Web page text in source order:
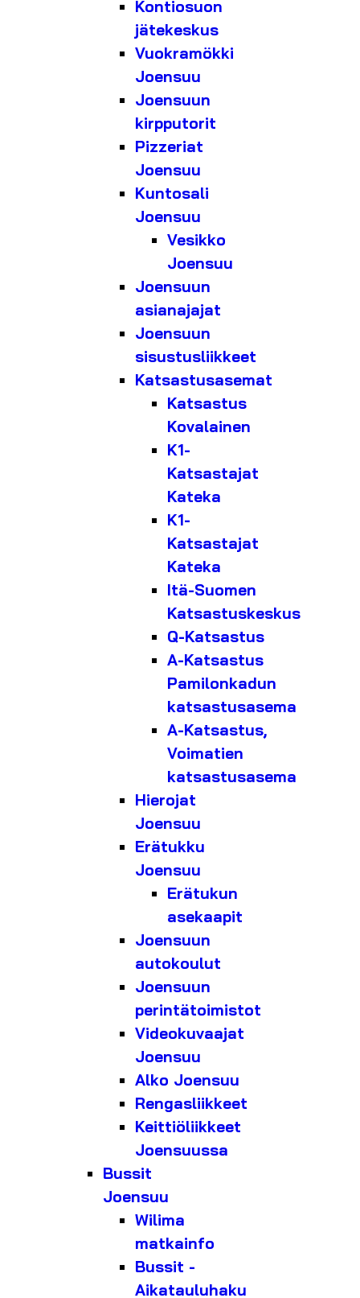
Kontiosuon
jätekeskus
Vuokramökki
Joensuu
Joensuun
kirpputorit
Pizzeriat
Joensuu
Kuntosali
Joensuu
Vesikko
Joensuu
Joensuun
asianajajat
Joensuun
sisustusliikkeet
Katsastusasemat
Katsastus
Kovalainen
K1-
Katsastajat
Kateka
K1-
Katsastajat
Kateka
Itä-Suomen
Katsastuskeskus
Q-Katsastus
A-Katsastus
Pamilonkadun
katsastusasema
A-Katsastus,
Voimatien
katsastusasema
Hierojat
Joensuu
Erätukku
Joensuu
Erätukun
asekaapit
Joensuun
autokoulut
Joensuun
perintätoimistot
Videokuvaajat
Joensuu
Alko Joensuu
Rengasliikkeet
Keittiöliikkeet
Joensuussa
Bussit
Joensuu
Wilima
matkainfo
Bussit -
Aikatauluhaku